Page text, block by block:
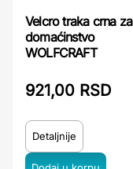
Velcro traka crna za
domaćinstvo
WOLFCRAFT
921,00 RSD
Detaljnije